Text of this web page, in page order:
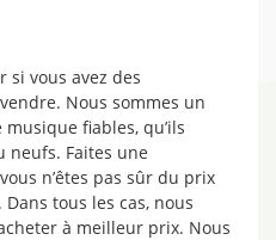
si vous avez des
Nous sommes un
fiables, qu’ils
neufs. Faites une
n’êtes pas sûr du prix
tous les cas, nous
à meilleur prix. Nous